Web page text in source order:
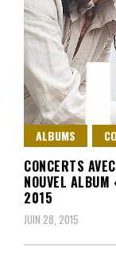
ALBUMS
CONCERTS
NOUVEL
2015
JUIN 28, 2015